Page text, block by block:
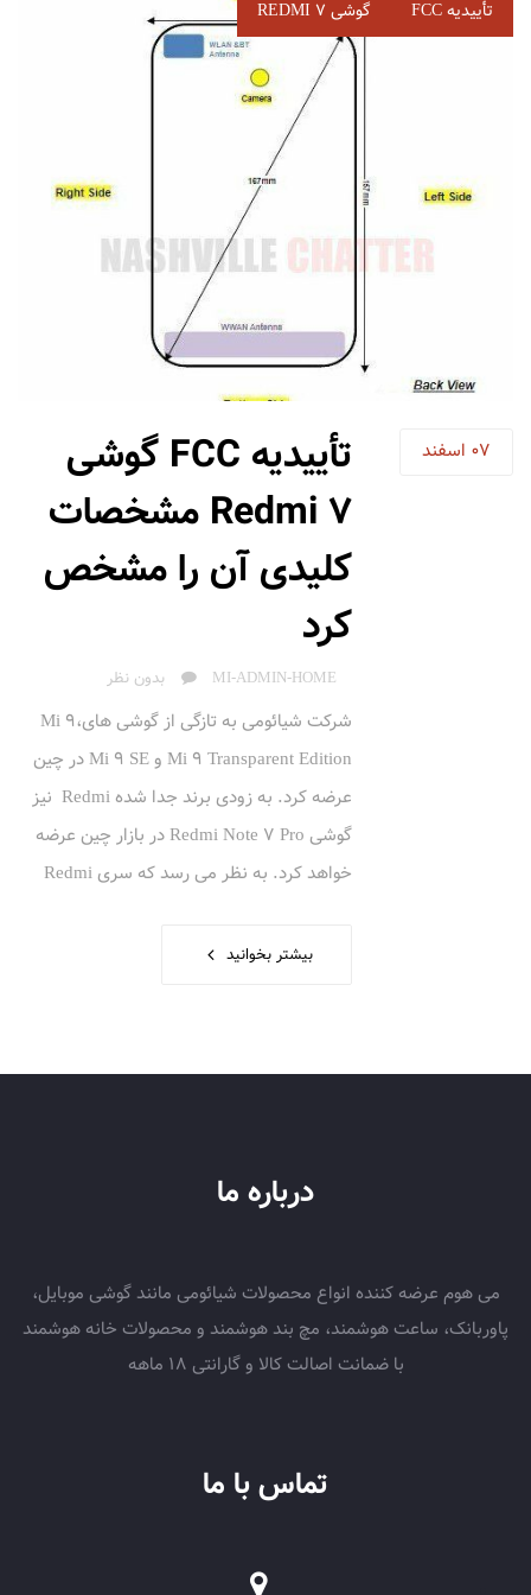
ها
تأییدیه FCC گوشی REDMI 7
07 اسفند
تأییدیه FCC گوشی
Redmi 7 مشخصات
کلیدی آن را مشخص
کرد
AUTHOR
MI-ADMIN-HOME بدون نظر
شرکت شیائومی به تازگی از گوشی هایMi 9،
Mi 9 Transparent Edition و Mi 9 SE در چین
عرضه کرد. به زودی برند جدا شده Redmi نیز
گوشی Redmi Note 7 Pro در بازار چین عرضه
خواهد کرد. به نظر می رسد که سری Redmi
بیشتر بخوانید
درباره ما
می هوم عرضه کننده انواع محصولات شیائومی مانند گوشی موبایل،
پاوربانک، ساعت هوشمند، مچ بند هوشمند و محصولات خانه هوشمند
با ضمانت اصالت کالا و گارانتی 18 ماهه
تماس با ما